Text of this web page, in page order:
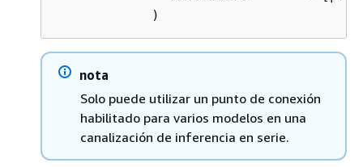
            )
nota
Solo puede utilizar un punto de conexión
habilitado para varios modelos en una
canalización de inferencia en serie.